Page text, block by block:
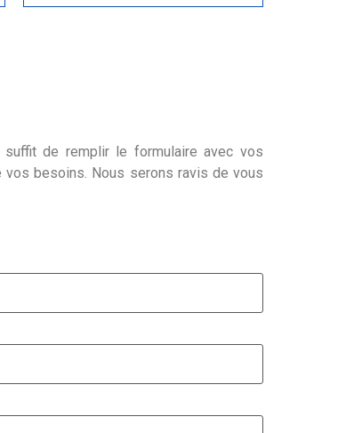
suffit de remplir le formulaire avec vos
vos besoins. Nous serons ravis de vous